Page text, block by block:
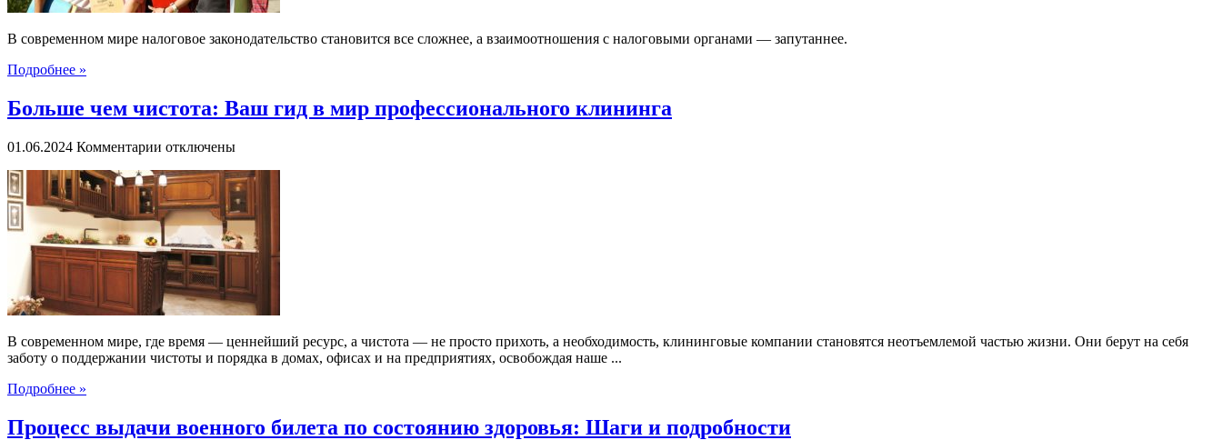
в
налогов
В современном мире налоговое законодательство становится все сложнее, а взаимоотношения с налоговыми органами — запутаннее.
Подробнее »
Больше чем чистота: Ваш гид в мир профессионального клининга
01.06.2024 Комментарии к
Больше
чем
чистота:
Ваш
гид
в
мир
профессионального
клининга
отключены
В современном мире, где время — ценнейший ресурс, а чистота — не просто прихоть, а необходимость, клининговые компании становятся неотъемлемой частью жизни. Они берут на себя
заботу о поддержании чистоты и порядка в домах, офисах и на предприятиях, освобождая наше ...
Подробнее »
Процесс выдачи военного билета по состоянию здоровья: Шаги и подробности